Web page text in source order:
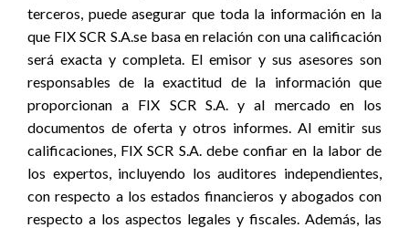
terceros, puede asegurar que toda la información en la
que FIX SCR S.A.se basa en relación con una calificación
será exacta y completa. El emisor y sus asesores son
responsables de la exactitud de la información que
proporcionan a FIX SCR S.A. y al mercado en los
documentos de oferta y otros informes. Al emitir sus
calificaciones, FIX SCR S.A. debe confiar en la labor de
los expertos, incluyendo los auditores independientes,
con respecto a los estados financieros y abogados con
respecto a los aspectos legales y fiscales. Además, las